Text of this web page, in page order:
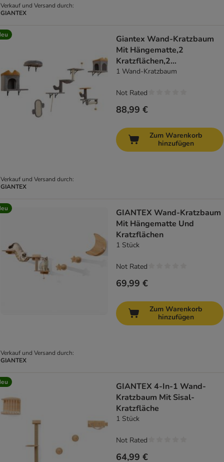
Verkauf und Versand durch:
GIANTEX
Verkauf und Versand durch:
GIANTEX
Giantex Wand-Kratzbaum
Mit Hängematte,2
Kratzflächen,2
Plattformen,3 Matten
1 Wand-Kratzbaum
88,99 €
Not Rated
Zum Warenkorb
hinzufügen
Verkauf und Versand durch:
GIANTEX
GIANTEX Wand-Kratzbaum
Mit Hängematte Und
Kratzflächen
1 Stück
69,99 €
Not Rated
Zum Warenkorb
hinzufügen
GIANTEX 4-In-1 Wand-
Kratzbaum Mit Sisal-
Kratzfläche
1 Stück
64,99 €
Not Rated